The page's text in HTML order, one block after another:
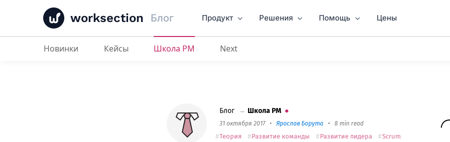
worksection Блог Продукт Решения Помощь Цены
Скрам-мастер. Как правильно провести скрам- митинг с командой?
Новинки Кейсы Школа PM Next
Блог → Школа PM
31 октября 2017 • Ярослав Борута • 8 min read
Теория Развитие команды Развитие лидера
Scrum